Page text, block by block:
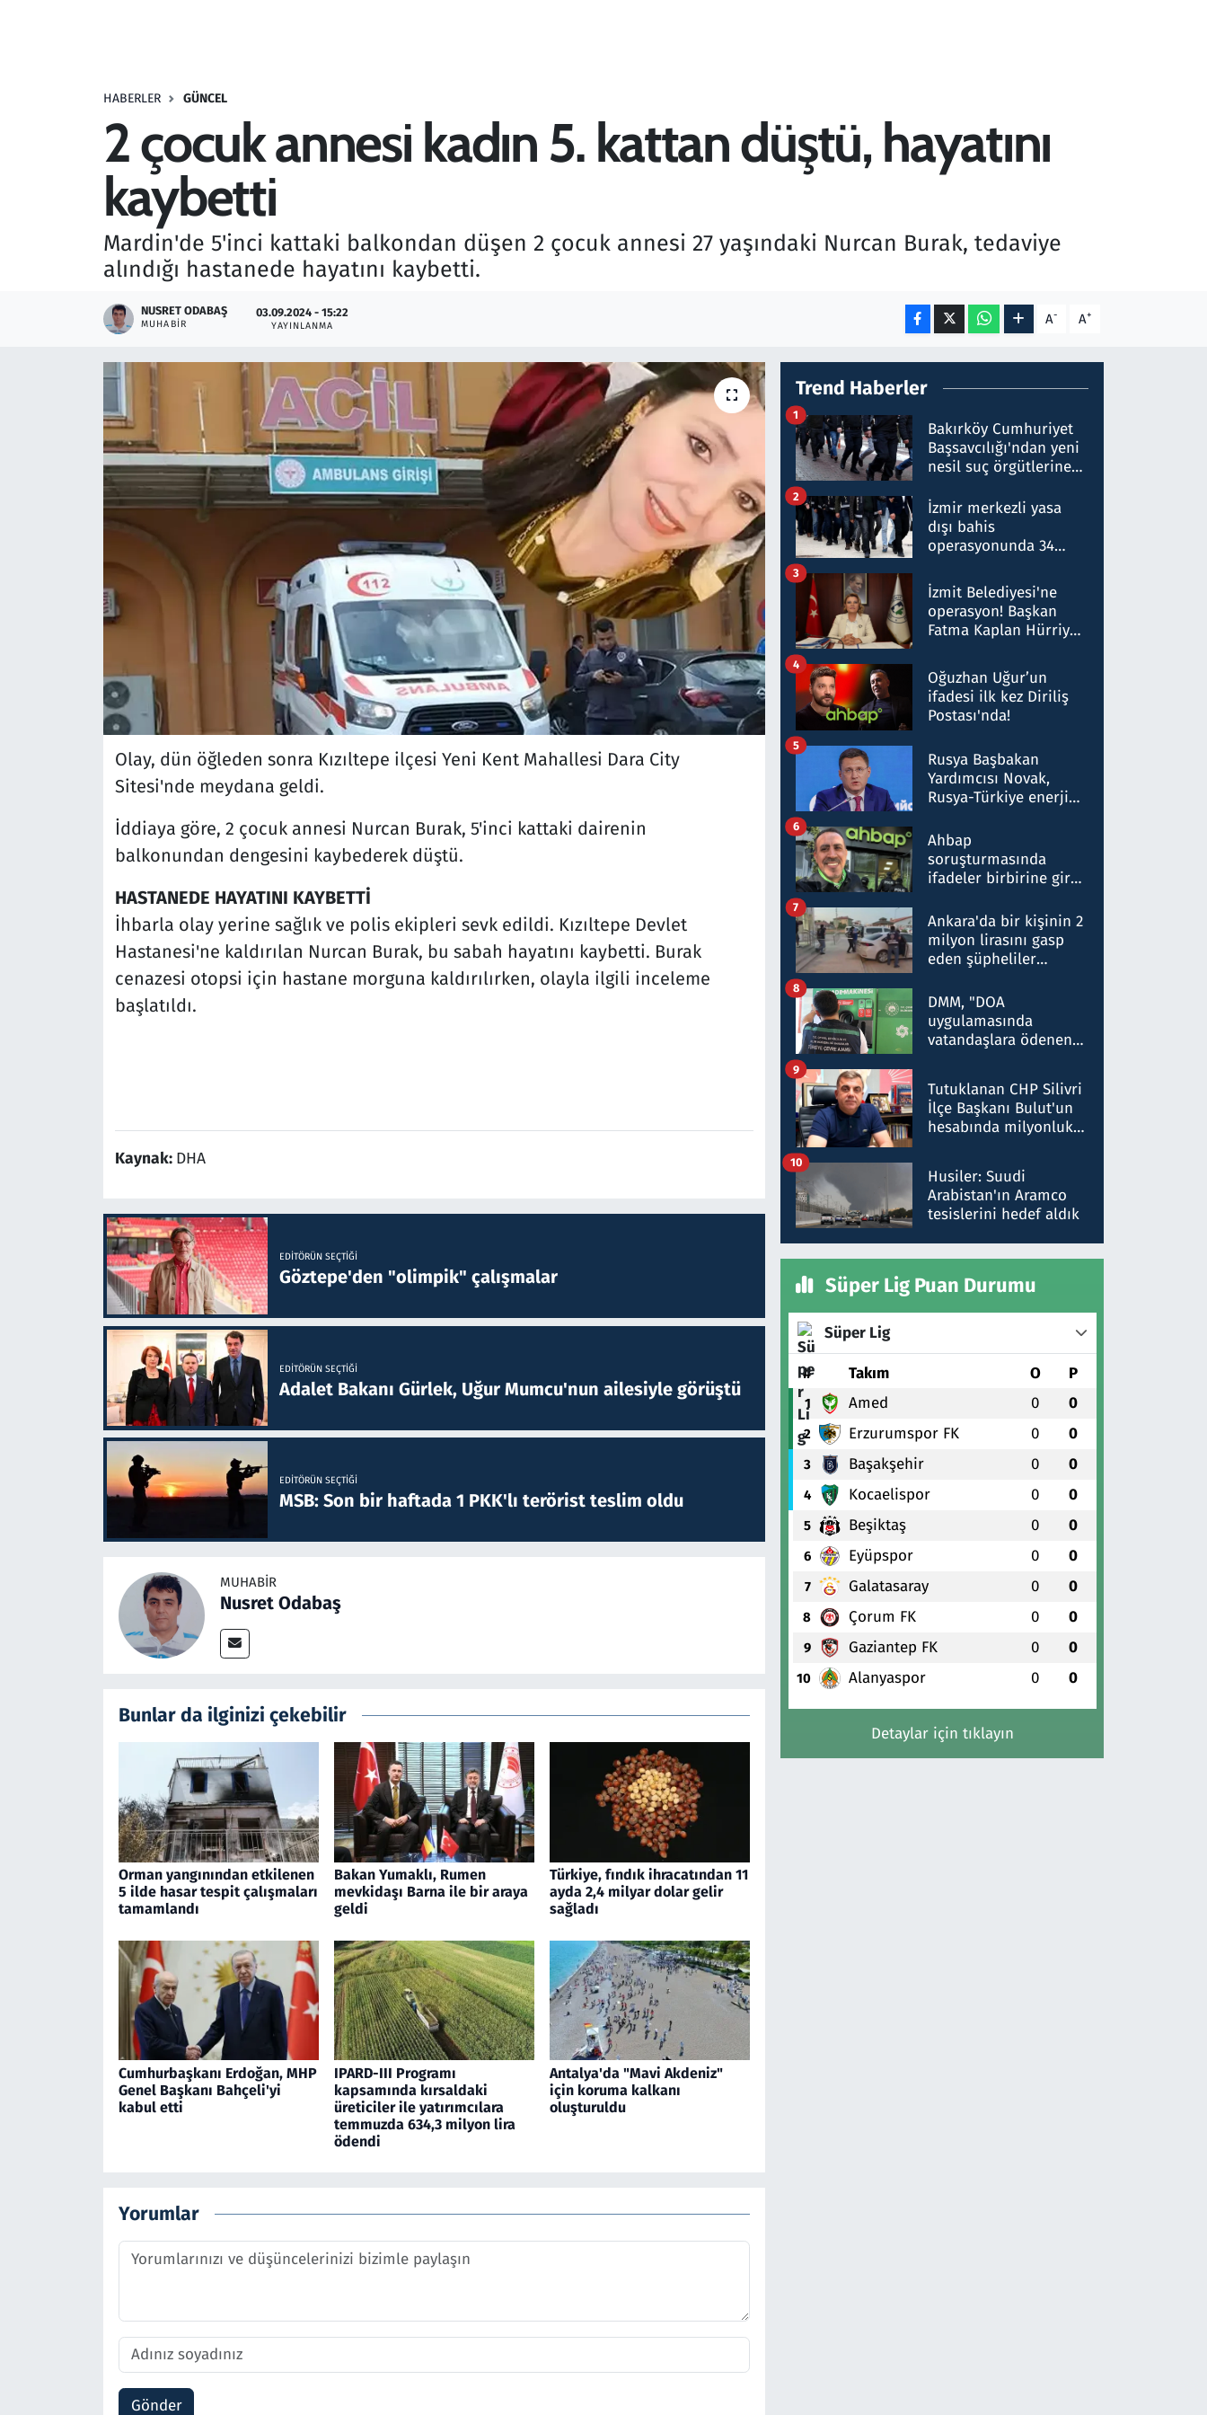
HABERLER GÜNCEL
2 çocuk annesi kadın 5. kattan düştü, hayatını
kaybetti
Mardin'de 5'inci kattaki balkondan düşen 2 çocuk annesi 27 yaşındaki Nurcan Burak, tedaviye
alındığı hastanede hayatını kaybetti.
NUSRET ODABAŞ
MUHABIR
03.09.2024 - 15:22
YAYINLANMA A- A+
Olay, dün öğleden sonra Kızıltepe ilçesi Yeni Kent Mahallesi Dara City
Sitesi'nde meydana geldi.
İddiaya göre, 2 çocuk annesi Nurcan Burak, 5'inci kattaki dairenin
balkonundan dengesini kaybederek düştü.
HASTANEDE HAYATINI KAYBETTİ
İhbarla olay yerine sağlık ve polis ekipleri sevk edildi. Kızıltepe Devlet
Hastanesi'ne kaldırılan Nurcan Burak, bu sabah hayatını kaybetti. Burak
cenazesi otopsi için hastane morguna kaldırılırken, olayla ilgili inceleme
başlatıldı.
Kaynak: DHA
EDITÖRÜN SEÇTIĞI
Göztepe'den "olimpik" çalışmalar
EDITÖRÜN SEÇTIĞI
Adalet Bakanı Gürlek, Uğur Mumcu'nun ailesiyle görüştü
EDITÖRÜN SEÇTIĞI
MSB: Son bir haftada 1 PKK'lı terörist teslim oldu
MUHABIR
Nusret Odabaş
Bunlar da ilginizi çekebilir
Orman yangınından etkilenen
5 ilde hasar tespit çalışmaları
tamamlandı
Bakan Yumaklı, Rumen
mevkidaşı Barna ile bir araya
geldi
Türkiye, fındık ihracatından 11
ayda 2,4 milyar dolar gelir
sağladı
Cumhurbaşkanı Erdoğan, MHP
Genel Başkanı Bahçeli'yi
kabul etti
IPARD-III Programı
kapsamında kırsaldaki
üreticiler ile yatırımcılara
temmuzda 634,3 milyon lira
ödendi
Antalya'da "Mavi Akdeniz"
için koruma kalkanı
oluşturuldu
Yorumlar
Gönder
Trend Haberler
Bakırköy Cumhuriyet
Başsavcılığı'ndan yeni
nesil suç örgütlerine
hakkında gözaltı kararı
1
İzmir merkezli yasa
dışı bahis
operasyonunda 34
Milyar liralık para
trafiği tespit edildi
2
İzmit Belediyesi'ne
operasyon! Başkan
Fatma Kaplan Hürriyet
3
Oğuzhan Uğur’un
ifadesi ilk kez Diriliş
Postası'nda!
4
Rusya Başbakan
Yardımcısı Novak,
Rusya-Türkiye enerji
nitelikte olduğunu
belirtti
5
Ahbap
soruşturmasında
ifadeler birbirine girdi:
ifadelerinden ortaya
çıkan tablo şok etti
6
Ankara'da bir kişinin 2
milyon lirasını gasp
eden şüpheliler
7
DMM, "DOA
uygulamasında
vatandaşlara ödenen
düşürüldüğü" iddiasını
yalanladı
8
Tutuklanan CHP Silivri
İlçe Başkanı Bulut'un
hesabında milyonluk
talimat verdi, ben
gönderdim
9
Husiler: Suudi
Arabistan'ın Aramco
tesislerini hedef aldık
10
Süper Lig Puan Durumu
Süper Lig
# Takım O P
1 Amed 0 0
2 Erzurumspor FK 0 0
3 Başakşehir 0 0
4 Kocaelispor 0 0
5 Beşiktaş 0 0
6 Eyüpspor 0 0
7 Galatasaray 0 0
8 Çorum FK 0 0
9 Gaziantep FK 0 0
10 Alanyaspor 0 0
Detaylar için tıklayın
Savunma Sanayi
Teknoloji ve Bilim
Televizyon